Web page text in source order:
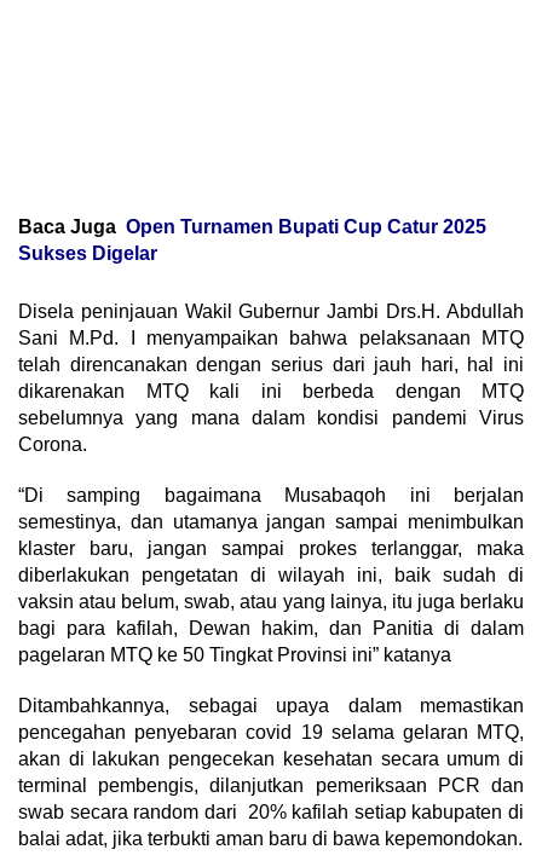
Baca Juga Open Turnamen Bupati Cup Catur 2025
Sukses Digelar
Disela peninjauan Wakil Gubernur Jambi Drs.H. Abdullah
Sani M.Pd. I menyampaikan bahwa pelaksanaan MTQ
telah direncanakan dengan serius dari jauh hari, hal ini
dikarenakan MTQ kali ini berbeda dengan MTQ
sebelumnya yang mana dalam kondisi pandemi Virus
Corona.
“Di samping bagaimana Musabaqoh ini berjalan
semestinya, dan utamanya jangan sampai menimbulkan
klaster baru, jangan sampai prokes terlanggar, maka
diberlakukan pengetatan di wilayah ini, baik sudah di
vaksin atau belum, swab, atau yang lainya, itu juga berlaku
bagi para kafilah, Dewan hakim, dan Panitia di dalam
pagelaran MTQ ke 50 Tingkat Provinsi ini” katanya
Ditambahkannya, sebagai upaya dalam memastikan
pencegahan penyebaran covid 19 selama gelaran MTQ,
akan di lakukan pengecekan kesehatan secara umum di
terminal pembengis, dilanjutkan pemeriksaan PCR dan
swab secara random dari 20% kafilah setiap kabupaten di
balai adat, jika terbukti aman baru di bawa kepemondokan.